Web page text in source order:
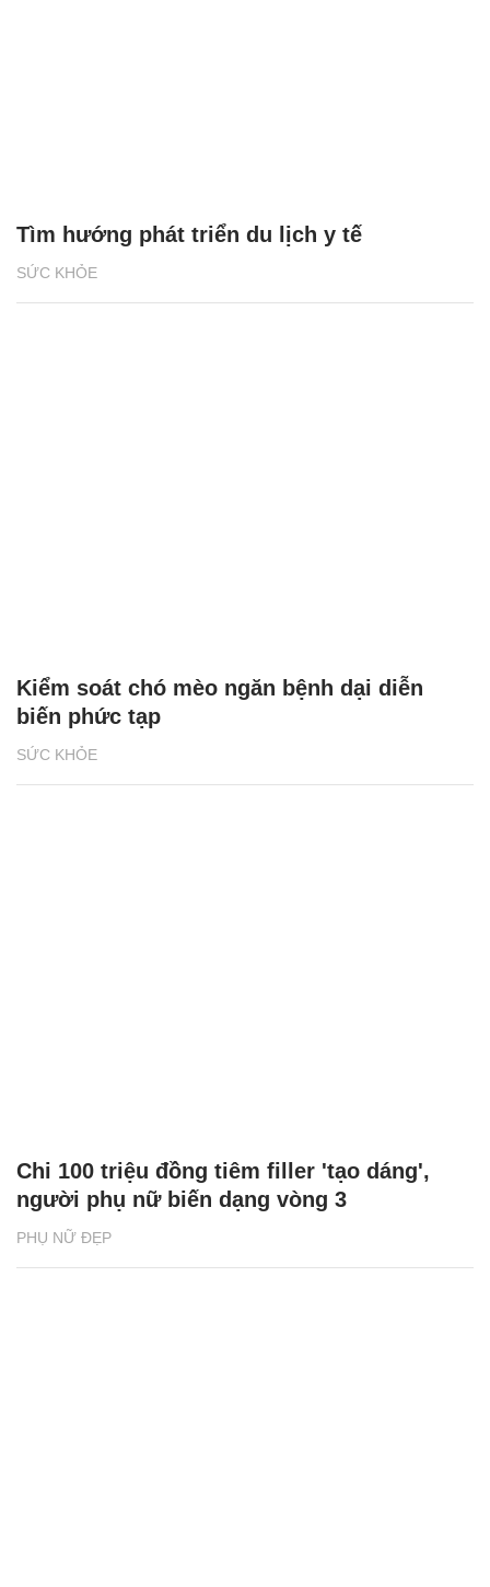
SỨC KHỎE
Tìm hướng phát triển du lịch y tế
SỨC KHỎE
Kiểm soát chó mèo ngăn bệnh dại diễn
biến phức tạp
PHỤ NỮ ĐẸP
Chi 100 triệu đồng tiêm filler 'tạo dáng',
người phụ nữ biến dạng vòng 3